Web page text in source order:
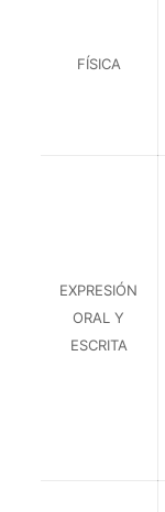
FÍSICA
EXPRESIÓN
ORAL Y
ESCRITA